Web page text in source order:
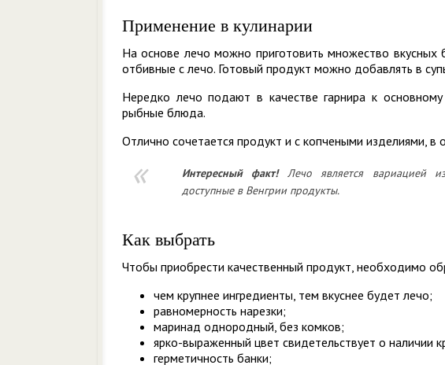
Применение в кулинарии
На основе лечо можно приготовить множество вкусных
отбивные с лечо. Готовый продукт можно добавлять в
Нередко лечо подают в качестве гарнира к
рыбные блюда.
Отлично сочетается продукт и с копчеными изделиями, в
Интересный факт!Лечо является вариацией
доступные в Венгрии продукты.
Как выбрать
Чтобы приобрести качественный продукт, необходимо
чем крупнее ингредиенты, тем вкуснее будет лечо;
равномерность нарезки;
маринад однородный, без комков;
ярко-выраженный цвет свидетельствует о наличии
герметичность банки;